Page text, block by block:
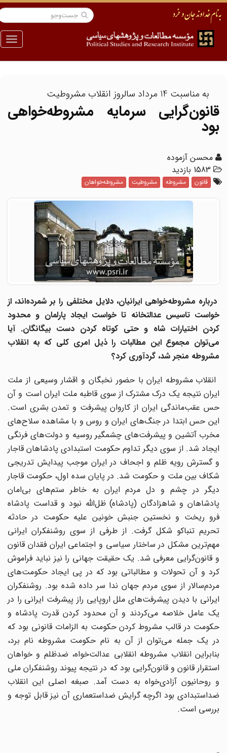
منو
به مناسبت 14 مرداد سالروز انقلاب مشروطیت
قانون‌گرایی سرمایه مشروطه‌خواهی
بود
محسن آزموده
1583 بازدید
قانون مشروطه مشروطیت مشروطه‌خواهان
درباره مشروطه‌خواهی ایرانیان، دلایل مختلفی را بر شمرده‌اند، از
خواست تاسیس عدالتخانه تا خواست ایجاد پارلمان و محدود
کردن اختیارات شاه و حتی کوتاه کردن دست بیگانگان. آیا
می‌توان مجموع این مطالبات را ذیل امری کلی که به انقلاب
مشروطه منجر شد، گردآوری کرد؟
انقلاب مشروطه ایران با حضور نخبگان و اقشار وسیعی از ملت
ایران نتیجه یک درک مشترک از سوی قاطبه ملت ایران است و آن
حس عقب‌ماندگی ایران از کاروان پیشرفت و تمدن بشری است.
این حس ابتدا در جنگ‌های ایران و روس و با مشاهده سلاح‌های
مخرب آتشین و پیشرفت‌های چشمگیر روسیه و دولت‌های فرنگی
ایجاد شد. از سوی دیگر تداوم حکومت استبدادی پادشاهان قاجار
و گسترش رویه ظلم و اجحاف در ایران موجب پیدایش تدریجی
شکاف بین ملت و حکومت شد. در پایان سده اول، حکومت قاجار
دیگر در چشم و دل مردم ایران به خاطر ستم‌های بی‌امان
پادشاهان و شاهزادگان (پادشاه) ظل‌الله نبود و قداست پادشاه
فرو ریخت و نخستین جنبش خونین علیه حکومت در حادثه
تحریم تنباکو شکل گرفت. از طرفی از سوی روشنفکران ایرانی
مهم‌ترین مشکل در ساختار سیاسی و اجتماعی ایران فقدان قانون
و قانون‌گرایی معرفی شد. یک حقیقت جهانی را نیز نباید فراموش
کرد و آن تحولات و مطالباتی بود که در پی ایجاد حکومت‌های
مردم‌سالار از سوی مردم جهان ندا سر داده شده بود. روشنفکران
ایرانی با دیدن پیشرفت‌های ملل اروپایی راز پیشرفت ایرانی را در
یک عامل خلاصه می‌کردند و آن محدود کردن قدرت پادشاه و
حکومت در قالب مشروط کردن حکومت به الزامات قانونی بود که
در یک جمله می‌توان از آن به نام حکومت مشروطه نام برد،
بنابراین انقلاب مشروطه انقلابی عدالت‌خواه، ضدظلم و خواهان
استقرار قانون و قانون‌گرایی بود که در نتیجه پیوند روشنفکران ملی
و روحانیون آزادی‌خواه به دست آمد. صبغه اصلی این انقلاب
ضداستبدادی بود اگرچه گرایش ضداستعماری آن نیز قابل توجه و
بررسی است.